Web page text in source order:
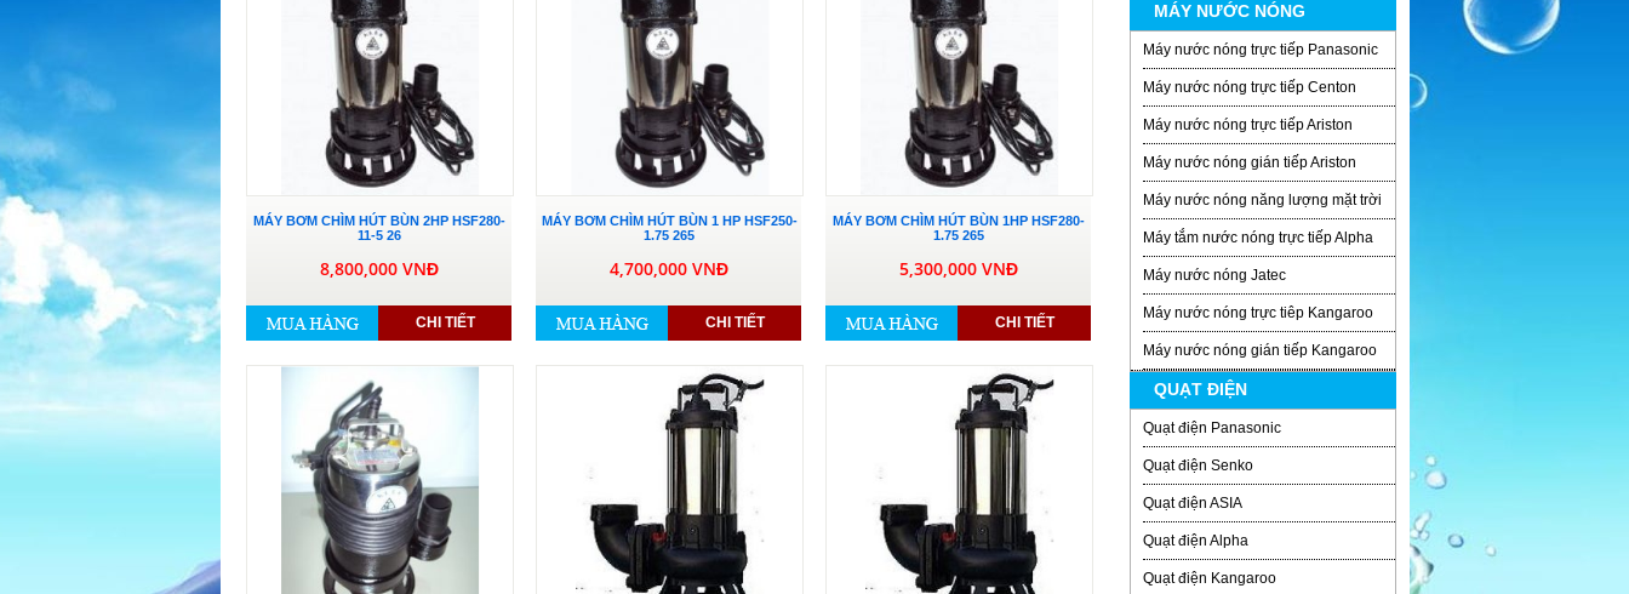
MÁY BƠM CHÌM HÚT BÙN 2HP HSF280-
11-5 26
8,800,000 VNĐ
CHI TIẾT
MÁY BƠM CHÌM HÚT BÙN 1 HP HSF250-
1.75 265
4,700,000 VNĐ
CHI TIẾT
MÁY BƠM CHÌM HÚT BÙN 1HP HSF280-
1.75 265
5,300,000 VNĐ
CHI TIẾT
MÁY NƯỚC NÓNG
Máy nước nóng trực tiếp Panasonic
Máy nước nóng trực tiếp Centon
Máy nước nóng trực tiếp Ariston
Máy nước nóng gián tiếp Ariston
Máy nước nóng năng lượng mặt trời
Máy tắm nước nóng trực tiếp Alpha
Máy nước nóng Jatec
Máy nước nóng trực tiêp Kangaroo
Máy nước nóng gián tiếp Kangaroo
QUẠT ĐIỆN
Quạt điện Panasonic
Quạt điện Senko
Quạt điện ASIA
Quạt điện Alpha
Quạt điện Kangaroo